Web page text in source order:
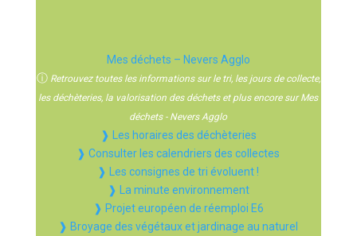
Mes déchets – Nevers Agglo
ⓘ Retrouvez toutes les informations sur le tri, les jours de collecte,
les déchèteries, la valorisation des déchets et plus encore sur Mes
déchets - Nevers Agglo
❱ Les horaires des déchèteries
❱ Consulter les calendriers des collectes
❱ Les consignes de tri évoluent !
❱ La minute environnement
❱ Projet européen de réemploi E6
❱ Broyage des végétaux et jardinage au naturel